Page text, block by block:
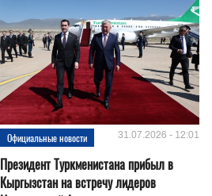
Официальные новости 31.07.2026 - 12:01
Президент Туркменистана прибыл в
Кыргызстан на встречу лидеров